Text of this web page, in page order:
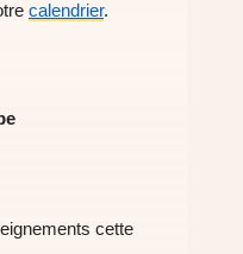
calendrier.
cette